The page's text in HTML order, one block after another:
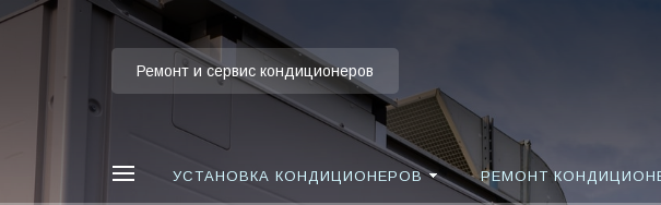
Ремонт и сервис кондиционеров
УСТАНОВКА КОНДИЦИОНЕРОВ РЕМОНТ